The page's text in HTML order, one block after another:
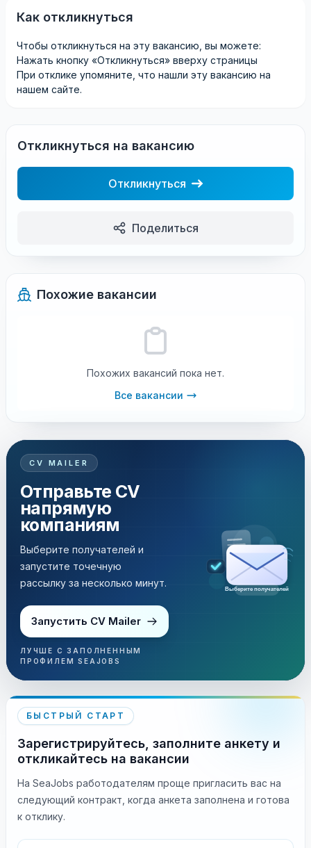
Как откликнуться
Чтобы откликнуться на эту вакансию, вы можете:
Нажать кнопку «Откликнуться» вверху страницы
При отклике упомяните, что нашли эту вакансию на
нашем сайте.
Откликнуться на вакансию
Откликнуться
Поделиться
Похожие вакансии
Похожих вакансий пока нет.
Все вакансии
CV MAILER
Отправьте CV
напрямую
компаниям
Выберите получателей и
запустите точечную
рассылку за несколько минут.
Запустить CV Mailer
ЛУЧШЕ С ЗАПОЛНЕННЫМ
ПРОФИЛЕМ SEAJOBS
Выберите получателей
БЫСТРЫЙ СТАРТ
Зарегистрируйтесь, заполните анкету и
откликайтесь на вакансии
На SeaJobs работодателям проще пригласить вас на
следующий контракт, когда анкета заполнена и готова
к отклику.